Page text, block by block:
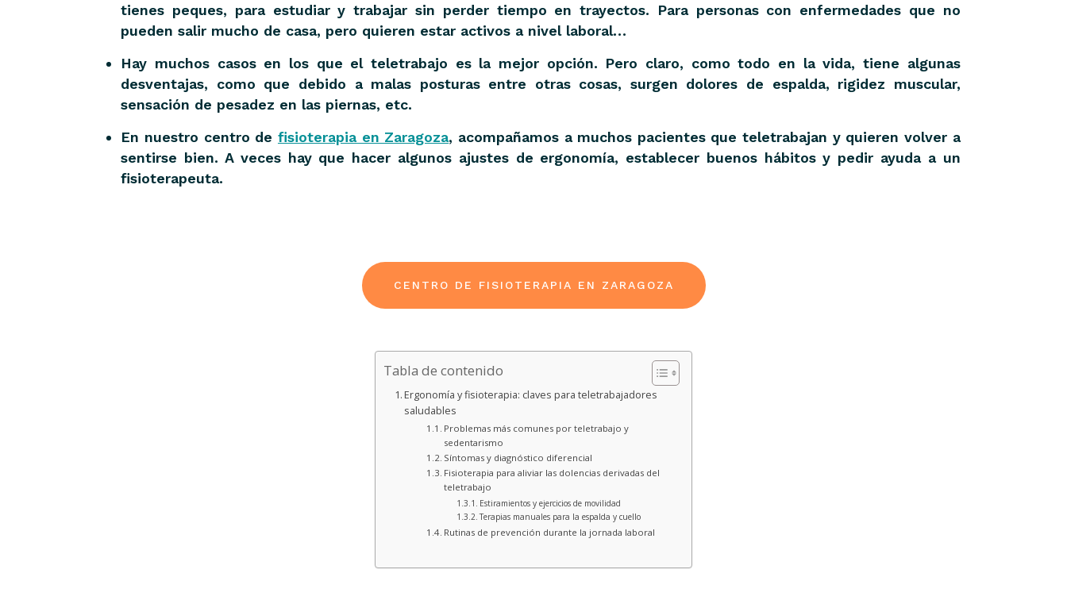
tienes peques, para estudiar y trabajar sin perder tiempo en trayectos. Para personas con enfermedades que no
pueden salir mucho de casa, pero quieren estar activos a nivel laboral…
Hay muchos casos en los que el teletrabajo es la mejor opción. Pero claro, como todo en la vida, tiene algunas
desventajas, como que debido a malas posturas entre otras cosas, surgen dolores de espalda, rigidez muscular,
sensación de pesadez en las piernas, etc.
En nuestro centro de fisioterapia en Zaragoza, acompañamos a muchos pacientes que teletrabajan y quieren volver a
sentirse bien. A veces hay que hacer algunos ajustes de ergonomía, establecer buenos hábitos y pedir ayuda a un
fisioterapeuta.
CENTRO DE FISIOTERAPIA EN ZARAGOZA
Tabla de contenido
Ergonomía y fisioterapia: claves para teletrabajadores
saludables
Problemas más comunes por teletrabajo y
sedentarismo
Síntomas y diagnóstico diferencial
Fisioterapia para aliviar las dolencias derivadas del
teletrabajo
Estiramientos y ejercicios de movilidad
Terapias manuales para la espalda y cuello
Rutinas de prevención durante la jornada laboral